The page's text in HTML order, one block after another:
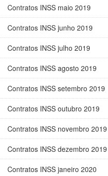
Contratos INSS maio 2019
Contratos INSS junho 2019
Contratos INSS julho 2019
Contratos INSS agosto 2019
Contratos INSS setembro 2019
Contratos INSS outubro 2019
Contratos INSS novembro 2019
Contratos INSS dezembro 2019
Contratos INSS janeiro 2020